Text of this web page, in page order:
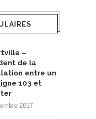
–
de la
entre un
103 et
2017